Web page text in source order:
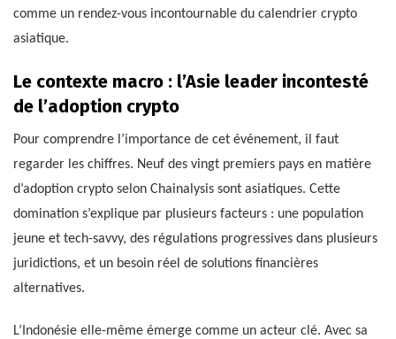
comme un rendez-vous incontournable du calendrier crypto
asiatique.
Le contexte macro : l’Asie leader incontesté
de l’adoption crypto
Pour comprendre l’importance de cet événement, il faut
regarder les chiffres. Neuf des vingt premiers pays en matière
d’adoption crypto selon Chainalysis sont asiatiques. Cette
domination s’explique par plusieurs facteurs : une population
jeune et tech-savvy, des régulations progressives dans plusieurs
juridictions, et un besoin réel de solutions financières
alternatives.
L’Indonésie elle-même émerge comme un acteur clé. Avec sa